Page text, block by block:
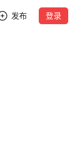
发布 登录